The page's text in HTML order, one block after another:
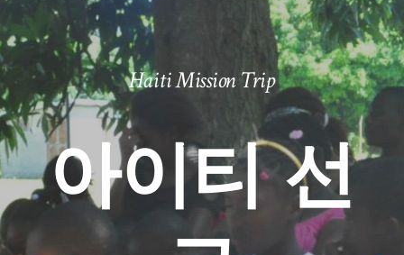
Haiti Mission Trip
아이티 선